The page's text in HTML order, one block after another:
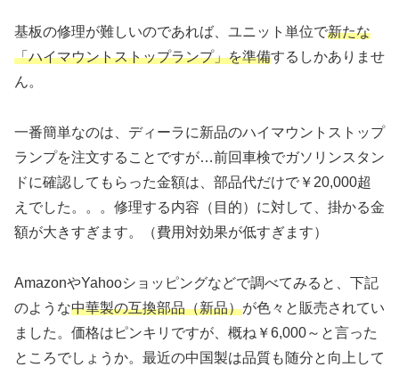
基板の修理が難しいのであれば、ユニット単位で新たな
「ハイマウントストップランプ」を準備するしかありませ
ん。
一番簡単なのは、ディーラに新品のハイマウントストップ
ランプを注文することですが…前回車検でガソリンスタン
ドに確認してもらった金額は、部品代だけで￥20,000超
えでした。。。修理する内容（目的）に対して、掛かる金
額が大きすぎます。（費用対効果が低すぎます）
AmazonやYahooショッピングなどで調べてみると、下記
のような中華製の互換部品（新品）が色々と販売されてい
ました。価格はピンキリですが、概ね￥6,000～と言った
ところでしょうか。最近の中国製は品質も随分と向上して